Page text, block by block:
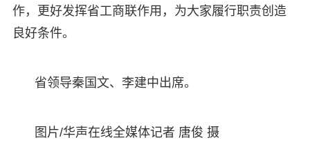
作，更好发挥省工商联作用，为大家履行职责创造
良好条件。
省领导秦国文、李建中出席。
图片/华声在线全媒体记者 唐俊 摄